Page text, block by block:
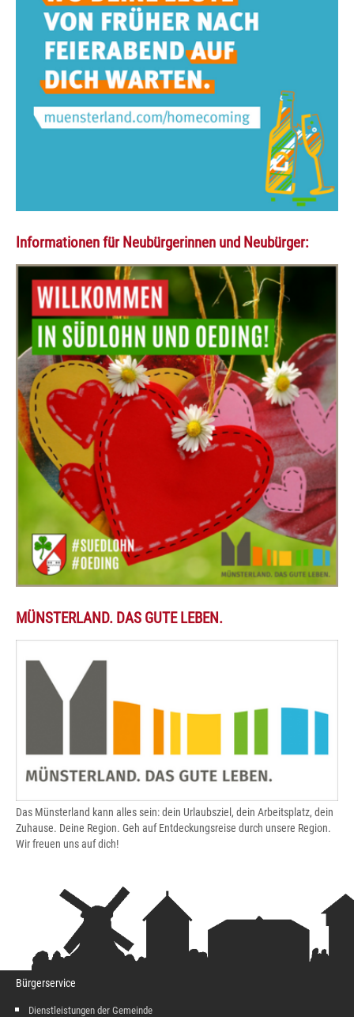
Informationen für Neubürgerinnen und Neubürger:
MÜNSTERLAND. DAS GUTE LEBEN.
Das Münsterland kann alles sein: dein Urlaubsziel, dein Arbeitsplatz, dein
Zuhause. Deine Region. Geh auf Entdeckungsreise durch unsere Region.
Wir freuen uns auf dich!
Bürgerservice
Dienstleistungen der Gemeinde